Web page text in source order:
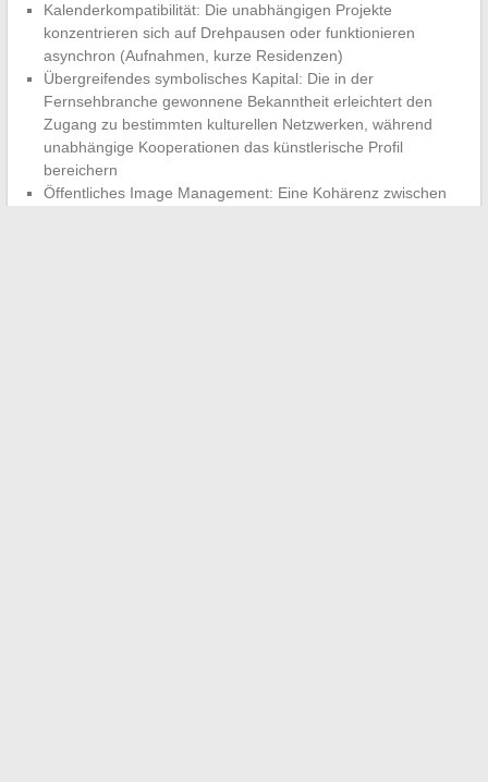
Kalenderkompatibilität: Die unabhängigen Projekte
konzentrieren sich auf Drehpausen oder funktionieren
asynchron (Aufnahmen, kurze Residenzen)
Übergreifendes symbolisches Kapital: Die in der
Fernsehbranche gewonnene Bekanntheit erleichtert den
Zugang zu bestimmten kulturellen Netzwerken, während
unabhängige Kooperationen das künstlerische Profil
bereichern
Öffentliches Image Management: Eine Kohärenz zwischen